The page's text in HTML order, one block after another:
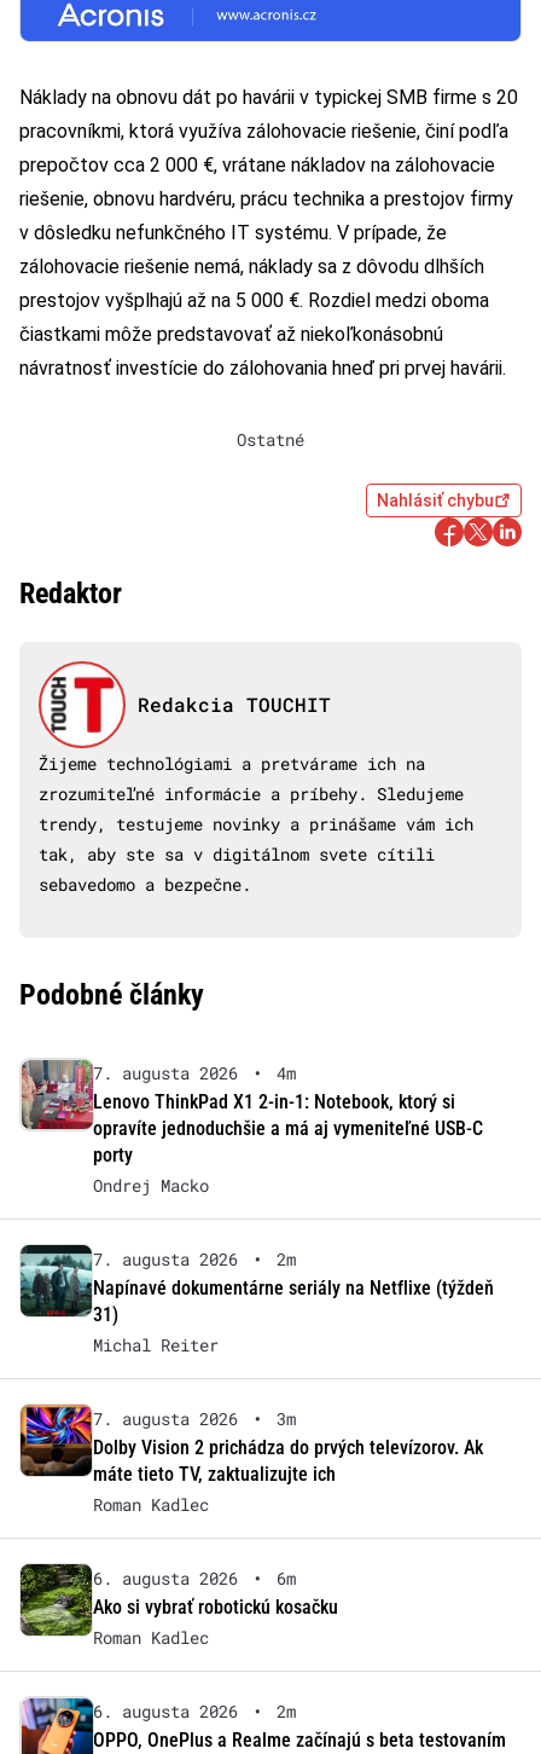
Náklady na obnovu dát po havárii v typickej SMB firme s 20
pracovníkmi, ktorá využíva zálohovacie riešenie, činí podľa
prepočtov cca 2 000 €, vrátane nákladov na zálohovacie
riešenie, obnovu hardvéru, prácu technika a prestojov firmy
v dôsledku nefunkčného IT systému. V prípade, že
zálohovacie riešenie nemá, náklady sa z dôvodu dlhších
prestojov vyšplhajú až na 5 000 €. Rozdiel medzi oboma
čiastkami môže predstavovať až niekoľkonásobnú
návratnosť investície do zálohovania hneď pri prvej havárii.
Ostatné
Nahlásiť chybu
Redaktor
Redakcia TOUCHIT
Žijeme technológiami a pretvárame ich na
zrozumiteľné informácie a príbehy. Sledujeme
trendy, testujeme novinky a prinášame vám ich
tak, aby ste sa v digitálnom svete cítili
sebavedomo a bezpečne.
Podobné články
7. augusta 2026 •
4m
Lenovo ThinkPad X1 2-in-1: Notebook, ktorý si
opravíte jednoduchšie a má aj vymeniteľné USB-C
porty
Ondrej Macko
7. augusta 2026 •
2m
Napínavé dokumentárne seriály na Netflixe (týždeň
31)
Michal Reiter
7. augusta 2026 •
3m
Dolby Vision 2 prichádza do prvých televízorov. Ak
máte tieto TV, zaktualizujte ich
Roman Kadlec
6. augusta 2026 •
6m
Ako si vybrať robotickú kosačku
Roman Kadlec
6. augusta 2026 •
2m
OPPO, OnePlus a Realme začínajú s beta testovaním